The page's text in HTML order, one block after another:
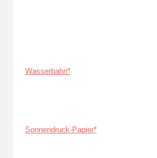
Wasserbahn*
Sonnendruck-Papier*